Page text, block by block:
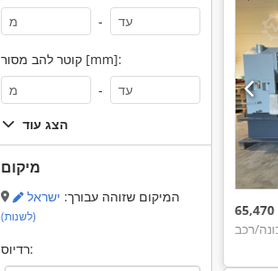
-
קוטר להב מסור [mm]:
-
הצג עוד
מיקום
המיקום שזוהה עבורך: ישראל
(לשנות)
רדיוס: